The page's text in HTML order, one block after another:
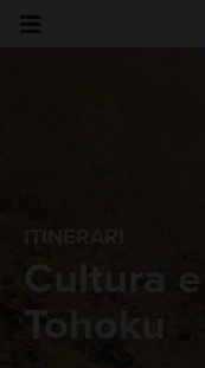
ITINERARI
Cultura
Tohoku